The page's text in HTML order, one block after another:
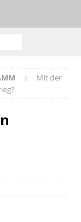
Mit der